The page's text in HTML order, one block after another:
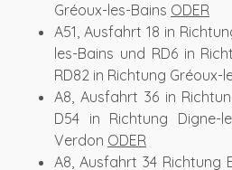
Gréoux-les-Bains ODER
A51, Ausfahrt 18 in
les-Bains und RD6 in
RD82 in Richtung Gréoux-
A8, Ausfahrt 36 in
D54 in Richtung Digne-
Verdon ODER
A8, Ausfahrt 34 Richtung